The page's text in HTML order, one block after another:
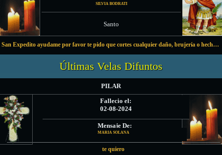
SILVIA BODRATI
Santo
San Expedito ayudame por favor te pido que cortes cualquier daño, brujería o hechizo que me hayan hecho protegeme de todo mal gracias confío en vos ayudame amén 🙏 amén 🙏 amén 🙏
Últimas Velas Difuntos
PILAR
Fallecio el:
02-08-2024
Mensaje De:
MARIA SOLANA
te quiero